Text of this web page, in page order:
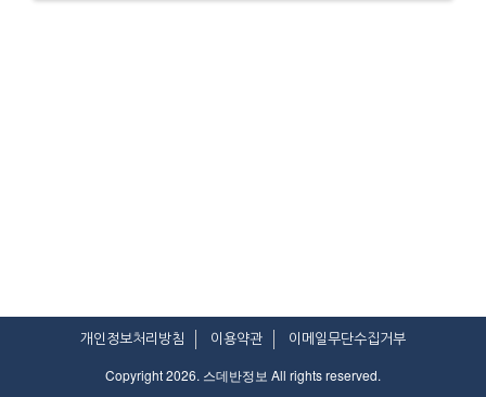
개인정보처리방침 이용약관 이메일무단수집거부
Copyright 2026. 스데반정보 All rights reserved.